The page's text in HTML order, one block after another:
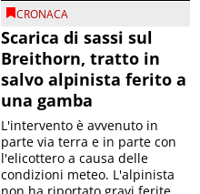
CRONACA
Scarica di sassi sul
Breithorn, tratto in
salvo alpinista ferito a
una gamba
L'intervento è avvenuto in
parte via terra e in parte con
l'elicottero a causa delle
condizioni meteo. L'alpinista
non ha riportato gravi ferite